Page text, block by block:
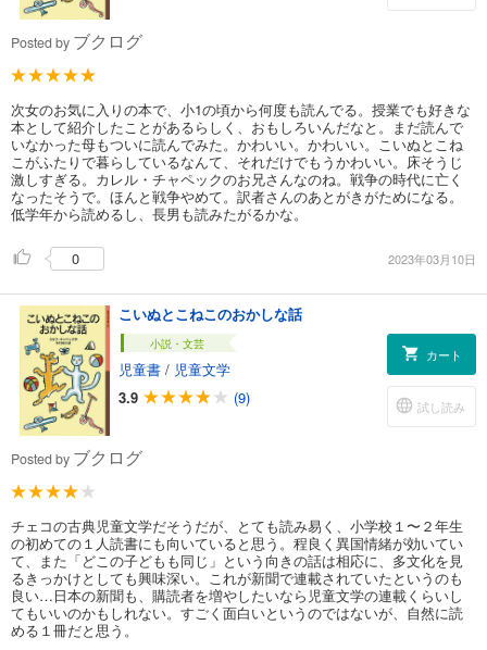
Posted by ブクログ
次女のお気に入りの本で、小1の頃から何度も読んでる。授業でも好きな
本として紹介したことがあるらしく、おもしろいんだなと。まだ読んで
いなかった母もついに読んでみた。かわいい。かわいい。こいぬとこね
こがふたりで暮らしているなんて、それだけでもうかわいい。床そうじ
激しすぎる。カレル・チャペックのお兄さんなのね。戦争の時代に亡く
なったそうで。ほんと戦争やめて。訳者さんのあとがきがためになる。
低学年から読めるし、長男も読みたがるかな。
0 2023年03月10日
こいぬとこねこのおかしな話
小説・文芸
児童書 / 児童文学
3.9
(9)
カート
試し読み
Posted by ブクログ
チェコの古典児童文学だそうだが、とても読み易く、小学校１〜２年生
の初めての１人読書にも向いていると思う。程良く異国情緒が効いてい
て、また「どこの子どもも同じ」という向きの話は相応に、多文化を見
るきっかけとしても興味深い。これが新聞で連載されていたというのも
良い…日本の新聞も、購読者を増やしたいなら児童文学の連載くらいし
てもいいのかもしれない。すごく面白いというのではないが、自然に読
める１冊だと思う。